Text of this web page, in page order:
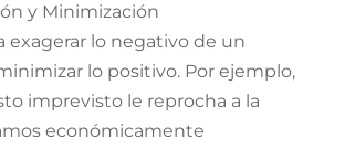
y Minimización
exagerar lo negativo de un
lo positivo. Por ejemplo,
imprevisto le reprocha a la
económicamente